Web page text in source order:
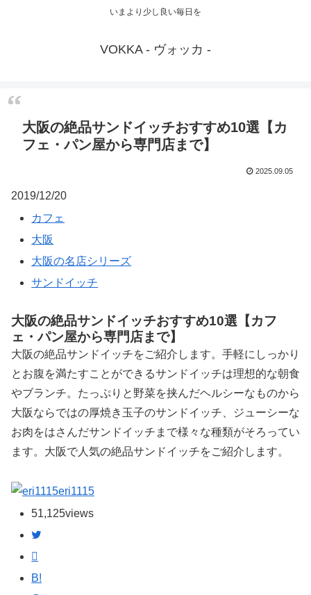
いまより少し良い毎日を
VOKKA - ヴォッカ -
大阪の絶品サンドイッチおすすめ10選【カ
フェ・パン屋から専門店まで】
2025.09.05
2019/12/20
カフェ
大阪
大阪の名店シリーズ
サンドイッチ
大阪の絶品サンドイッチおすすめ10選【カフ
ェ・パン屋から専門店まで】
大阪の絶品サンドイッチをご紹介します。手軽にしっかり
とお腹を満たすことができるサンドイッチは理想的な朝食
やブランチ。たっぷりと野菜を挟んだヘルシーなものから
大阪ならではの厚焼き玉子のサンドイッチ、ジューシーな
お肉をはさんだサンドイッチまで様々な種類がそろってい
ます。大阪で人気の絶品サンドイッチをご紹介します。
eri1115
51,125views
B!